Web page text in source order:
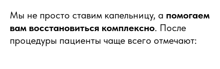
Мы не просто ставим капельницу, а помогаем
вам восстановиться комплексно. После
процедуры пациенты чаще всего отмечают: